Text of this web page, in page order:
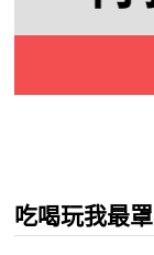
吃喝玩我最罩